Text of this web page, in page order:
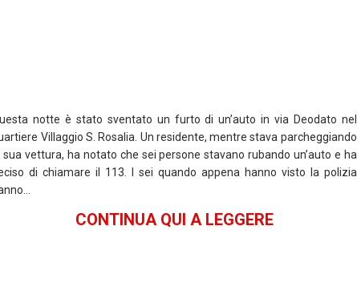
notte è stato sventato un furto di un’auto in via Deodato nel
Villaggio S. Rosalia. Un residente, mentre stava parcheggiando
sua vettura, ha notato che sei persone stavano rubando un’auto e ha
di chiamare il 113. I sei quando appena hanno visto la polizia
CONTINUA QUI A LEGGERE